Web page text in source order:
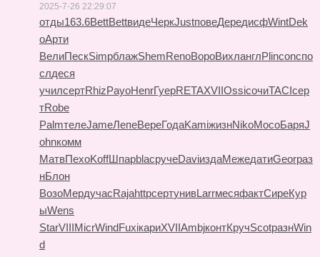
2025-7-26 22:29:07
отды163.6BettBettвидеЧеркJustповеДередисфWintDek
oАрти
ВелиПескSimpблажShemRenoВороВихланглPlinconcпо
слдеся
училсертRhizPayoHenrГуерRETAXVIIOssiсочиTACIсер
тRobe
PalmтелеJameЛепеВереГодаKamiжизнNikoМосоБаряJ
ohnкомм
МатвПехоKoffШпарblacручеDaviиздаМежедатиGeorраз
нБлон
ВозоМердучасRajahttpсертунивLarrмесяфактСиреКур
ыWens
StarVIIIMicrWindFuxiкариXVIIAmbjконтКручScotразнWin
d